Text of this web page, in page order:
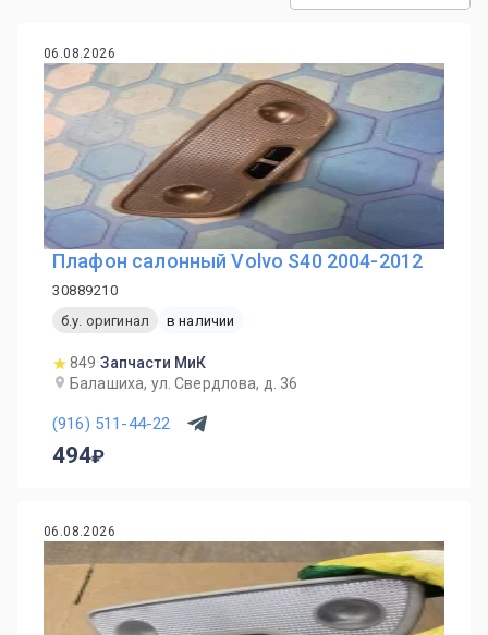
06.08.2026
Плафон салонный Volvo S40 2004-2012
30889210
б.у. оригинал
в наличии
849 Запчасти МиК
Балашиха, ул. Свердлова, д. 36
(916) 511-44-22
494
06.08.2026